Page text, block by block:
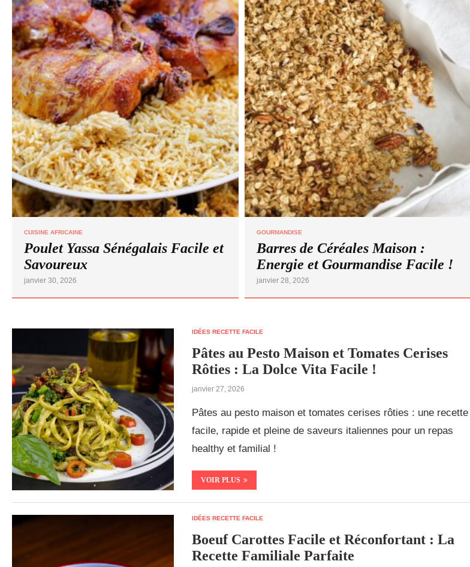
CUISINE AFRICAINE
Poulet Yassa Sénégalais Facile et
Savoureux
janvier 30, 2026
GOURMANDISE
Barres de Céréales Maison :
Energie et Gourmandise Facile !
janvier 28, 2026
IDÉES RECETTE FACILE
Pâtes au Pesto Maison et Tomates Cerises
Rôties : La Dolce Vita Facile !
janvier 27, 2026
Pâtes au pesto maison et tomates cerises rôties : une recette
facile, rapide et pleine de saveurs italiennes pour un repas
healthy et familial !
VOIR PLUS
IDÉES RECETTE FACILE
Boeuf Carottes Facile et Réconfortant : La
Recette Familiale Parfaite